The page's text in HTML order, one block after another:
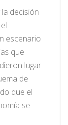
decisión
escenario
que
lugar
de
que el
se